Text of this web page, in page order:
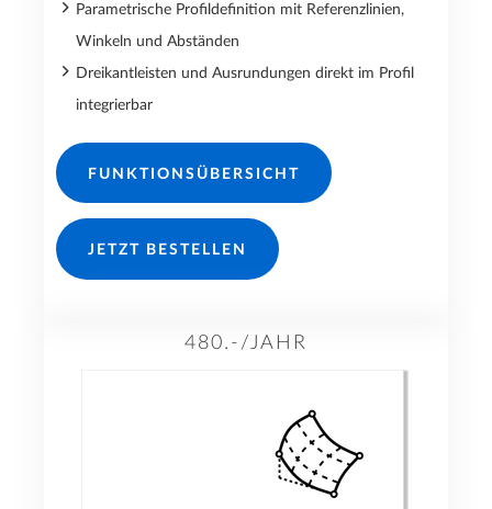
Parametrische Profildefinition mit Referenzlinien,
Winkeln und Abständen
Dreikantleisten und Ausrundungen direkt im Profil
integrierbar
FUNKTIONSÜBERSICHT
JETZT BESTELLEN
480.-/JAHR